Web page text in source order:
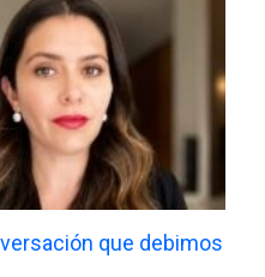
que debimos